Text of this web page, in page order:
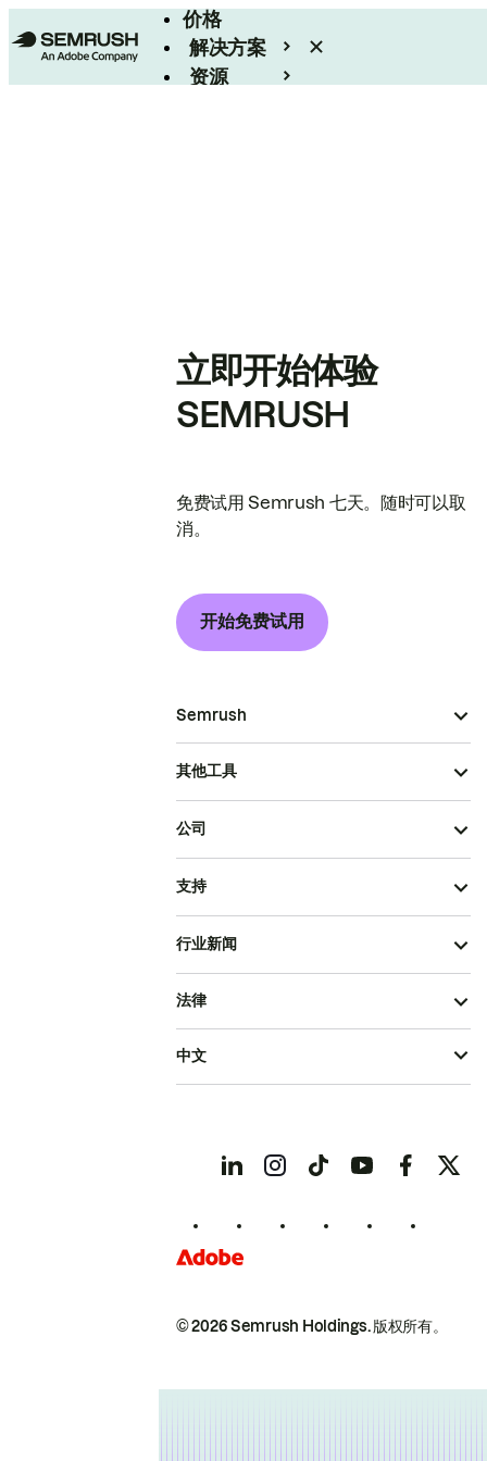
价格
解决方案
资源
立即开始体验
SEMRUSH
免费试用 Semrush 七天。随时可以取
消。
开始免费试用
Semrush
其他工具
公司
支持
行业新闻
© 2026 Semrush Holdings.版权所有。
法律
中文